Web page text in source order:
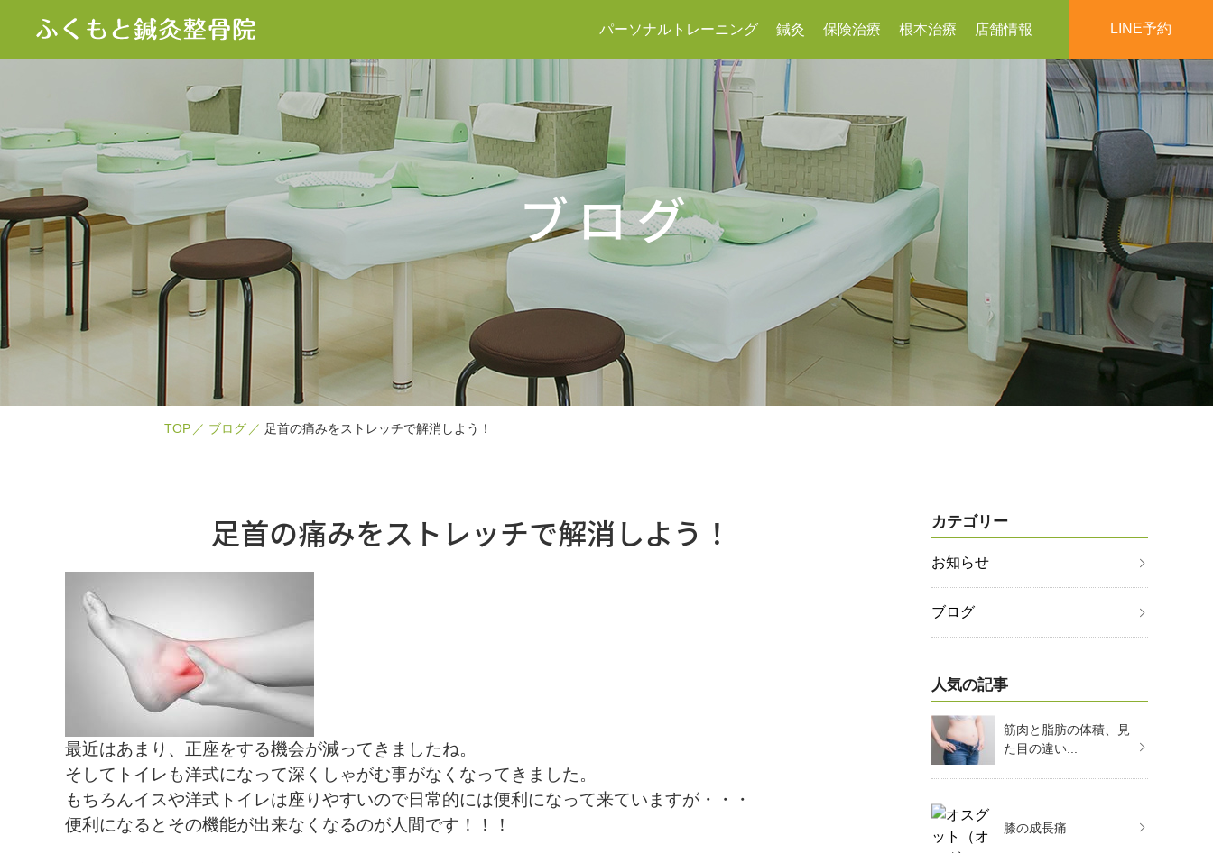
パーソナルトレーニング 鍼灸 保険治療 根本治療 店舗情報 LINE予約
ブログ
TOP ブログ 足首の痛みをストレッチで解消しよう！
足首の痛みをストレッチで解消しよう！
最近はあまり、正座をする機会が減ってきましたね。
そしてトイレも洋式になって深くしゃがむ事がなくなってきました。
もちろんイスや洋式トイレは座りやすいので日常的には便利になって来ていますが・・・
便利になるとその機能が出来なくなるのが人間です！！！
カテゴリー
お知らせ
ブログ
人気の記事
筋肉と脂肪の体積、見
た目の違い...
膝の成長痛